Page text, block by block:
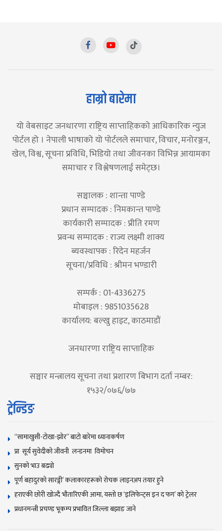
हाम्रो बारेमा
यो वेबसाइट जनधारणा राष्ट्रिय साप्ताहिकको आधिकारिक न्युज
पोर्टल हो । नेपाली भाषाको यो पोर्टलले समाचार, विचार, मनोरञ्जन,
खेल, विश्व, सूचना प्रविधि, भिडियो तथा जीवनका विभिन्न आयामका
समाचार र विश्लेषणलाई समेट्छ।
सञ्चालक : शान्ता पाण्डे
प्रधान सम्पादक : निमकान्त पाण्डे
कार्यकारी सम्पादक : प्रीति रमण
प्रवन्ध सम्पादक : राज्य लक्ष्मी शाक्य
ब्यवस्थापक : रिदेन महर्जन
सूचना/प्रविधि : श्रीमन भण्डारी
सम्पर्क : 01-4336275
मोबाइल : 9851035628
कार्यालय: बल्खु हाइट, काठमाडौं
जनधारणा राष्ट्रिय साप्ताहिक
सञ्चार मन्त्रालय सूचना तथा प्रशारण बिभाग दर्ता नम्बर:
१५३२/०७६/७७
ट्रेन्डिङ
“सामाखुसी-टोखा-झोर” बाटो बारेमा ध्यानाकर्षण
प्रा सूर्य सुवेदीको जीवनी लन्डनमा विमोचन
सुनकाे भाउ बढ्याे
पूर्ण बहादुरको सारङ्गी’ कलाकारहरूको रोचक लाइनअप तयार हुने
हराएकी छोरी खोज्दै भौतारिएकी आमा, यस्तो छ ‘इलिफेन्ट्स इन द फग’ को ट्रेलर
प्रधानमन्त्री प्रचण्ड भूकम्प प्रभावित जिल्ला बझाङ जाने